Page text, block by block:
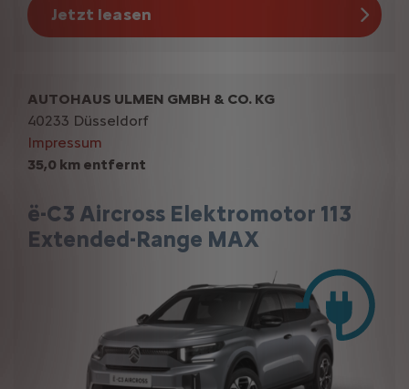
Jetzt leasen
35,0 km entfernt
ë-C3 Aircross Elektromotor 113
Extended-Range MAX
AUTOHAUS ULMEN GMBH & CO. KG
40233 Düsseldorf
Impressum